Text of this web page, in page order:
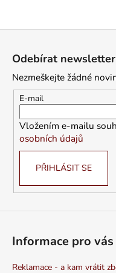
Odebírat newsletter
Nezmeškejte žádné
E-mail
Vložením e-mailu
osobních údajů
PŘIHLÁSIT SE
Informace pro vás
Reklamace - a kam vrátit